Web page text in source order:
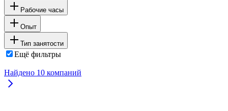
Рабочие часы
Опыт
Тип занятости
Ещё фильтры
Найдено 10 компаний